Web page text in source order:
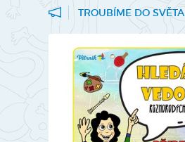
TROUBÍME DO SVĚTA